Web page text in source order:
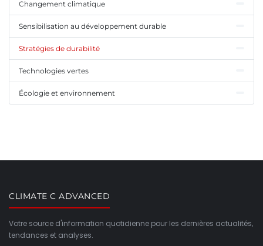
Changement climatique
Sensibilisation au développement durable
Stratégies de durabilité
Technologies vertes
Écologie et environnement
CLIMATE C ADVANCED
Votre source d'information quotidienne pour les dernières actualités,
tendances et analyses.